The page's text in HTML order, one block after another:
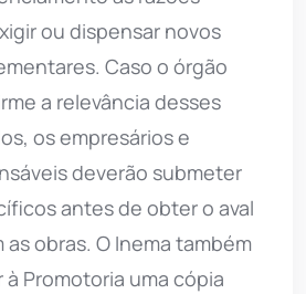
ou dispensar novos
Caso o órgão
a relevância desses
os empresários e
deverão submeter
antes de obter o aval
as obras. O Inema também
à Promotoria uma cópia